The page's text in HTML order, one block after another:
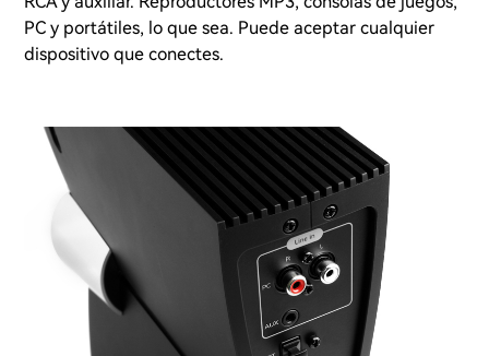
PC y portátiles, lo que sea. Puede aceptar cualquier
dispositivo que conectes.